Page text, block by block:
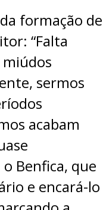
formação de
“Falta
sermos
acabam
Benfica, que
e encará-lo